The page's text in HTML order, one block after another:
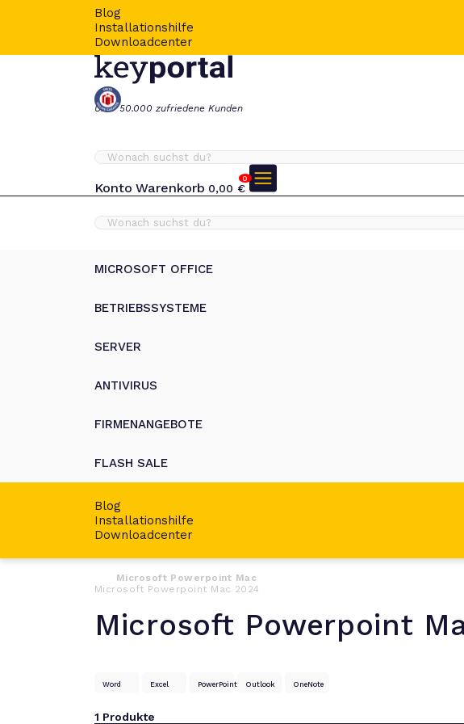
Blog
Installationshilfe
Downloadcenter
Über 50.000 zufriedene Kunden
Konto
0
Warenkorb 0,00 €
MICROSOFT OFFICE
BETRIEBSSYSTEME
SERVER
ANTIVIRUS
FIRMENANGEBOTE
FLASH SALE
Blog
Installationshilfe
Downloadcenter
Microsoft Powerpoint Mac
Microsoft Powerpoint Mac 2024
Microsoft Powerpoint
Word Excel PowerPoint Outlook OneNote
1 Produkte